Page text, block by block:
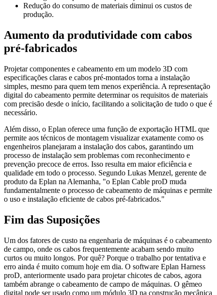
Redução do consumo de materiais diminui os custos de
produção.
Aumento da produtividade com cabos
pré-fabricados
Projetar componentes e cabeamento em um modelo 3D com
especificações claras e cabos pré-montados torna a instalação
simples, mesmo para quem tem menos experiência. A representação
digital do cabeamento permite determinar os requisitos de materiais
com precisão desde o início, facilitando a solicitação de tudo o que é
necessário.
Além disso, o Eplan oferece uma função de exportação HTML que
permite aos técnicos de montagem visualizar exatamente como os
engenheiros planejaram a instalação dos cabos, garantindo um
processo de instalação sem problemas com reconhecimento e
prevenção precoce de erros. Isso resulta em maior eficiência e
qualidade em todo o processo. Segundo Lukas Menzel, gerente de
produto da Eplan na Alemanha, "o Eplan Cable proD muda
fundamentalmente o processo de cabeamento de máquinas e permite
o uso e instalação eficiente de cabos pré-fabricados."
Fim das Suposições
Um dos fatores de custo na engenharia de máquinas é o cabeamento
de campo, onde os cabos frequentemente acabam sendo muito
curtos ou muito longos. Por quê? Porque o trabalho por tentativa e
erro ainda é muito comum hoje em dia. O software Eplan Harness
proD, anteriormente usado para projetar chicotes de cabos, agora
também abrange o cabeamento de campo de máquinas. O gêmeo
digital pode ser usado como um módulo 3D na construção mecânica